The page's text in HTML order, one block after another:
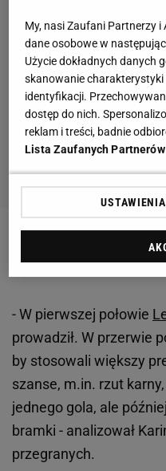
[ELEVEN SPORTS]
- W pierwszej połowie
prowadził. W przerwie
by stosowali większy
szanse, m.in. rzut
jednego gola, ale
bramki - analizował
przegranych.
My, nasi Zaufani Partnerzy
dane osobowe w
Użycie dokładnych danych
skanowanie charakterystyki
identyfikacji.
dostęp do nich.
reklam i treści, badnie
Lista Zaufanych Partnerów